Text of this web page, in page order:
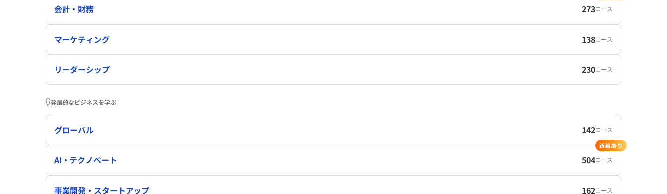
会計・財務 273コース
マーケティング 138コース
リーダーシップ 230コース
発展的なビジネスを学ぶ
グローバル 142コース
AI・テクノベート 504コース
新着あり
事業開発・スタートアップ 162コース